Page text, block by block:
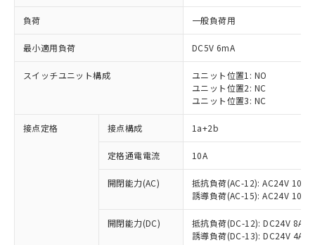
負荷 一般負荷用
最小適用負荷 DC5V 6mA
スイッチユニット構成
ユニット位置1: NO
ユニット位置2: NC
ユニット位置3: NC
接点定格 接点構成 1a+2b
定格通電電流 10A
開閉能力(AC)
抵抗負荷(AC-12): AC24V 10A/
誘導負荷(AC-15): AC24V
開閉能力(DC)
抵抗負荷(DC-12): DC24V 8A/
誘導負荷(DC-13): DC24V 4A/
ご利用条件
対応済み：EU RoHS指令（10物質）の
非含有に対応した製品が提供可能な商品で
有に対応した製品に切り替える予定のある